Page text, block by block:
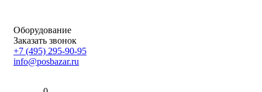
Оборудование
Заказать звонок
+7 (495) 295-90-95
info@posbazar.ru